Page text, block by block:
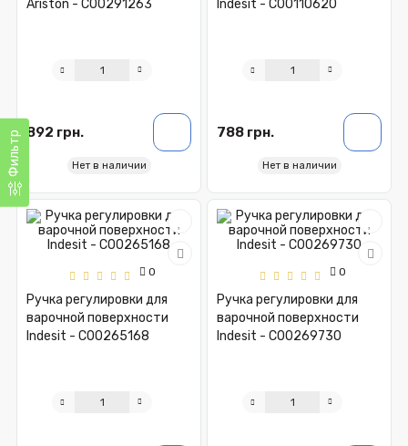
Фильтр
Ariston - C00291263
892 грн.
Нет в наличии
Indesit - C00110620
788 грн.
Нет в наличии
0
Ручка регулировки для
варочной поверхности
Indesit - C00265168
0
Ручка регулировки для
варочной поверхности
Indesit - C00269730